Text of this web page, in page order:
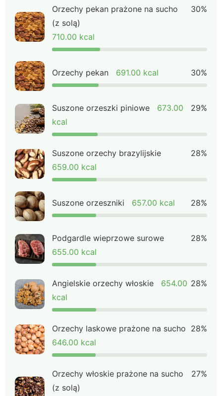
Orzechy pekan prażone na sucho
(z solą)
710.00 kcal
30%
Orzechy pekan 691.00 kcal 30%
Suszone orzeszki piniowe
673.00
kcal
29%
Suszone orzechy brazylijskie
659.00 kcal
28%
Suszone orzeszniki 657.00 kcal 28%
Podgardle wieprzowe surowe
655.00 kcal
28%
Angielskie orzechy włoskie
654.00
kcal
28%
Orzechy laskowe prażone na sucho
646.00 kcal
28%
Orzechy włoskie prażone na sucho
(z solą)
27%